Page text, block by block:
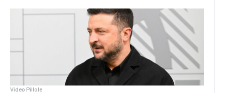
Video Pillole